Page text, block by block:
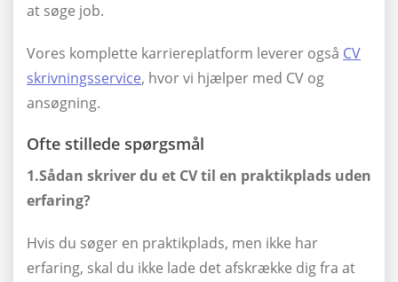
at søge job.
Vores komplette karriereplatform leverer også CV
skrivningsservice, hvor vi hjælper med CV og
ansøgning.
Ofte stillede spørgsmål
1.Sådan skriver du et CV til en praktikplads uden
erfaring?
Hvis du søger en praktikplads, men ikke har
erfaring, skal du ikke lade det afskrække dig fra at